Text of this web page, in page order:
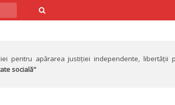
pentru apărarea justiției independente, libertății
socială"